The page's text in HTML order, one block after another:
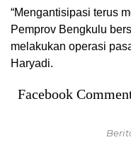
“Mengantisipasi terus
Pemprov Bengkulu
melakukan operasi
Haryadi.
Facebook